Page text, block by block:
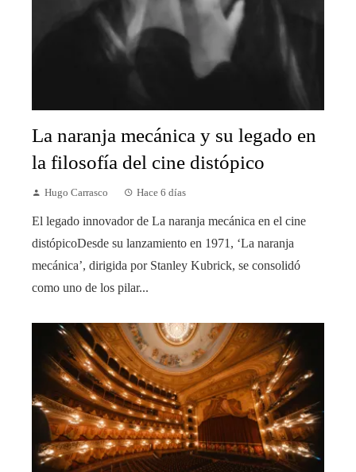
La naranja mecánica y su legado en
la filosofía del cine distópico
Hugo Carrasco Hace 6 días
El legado innovador de La naranja mecánica en el cine
distópicoDesde su lanzamiento en 1971, ‘La naranja
mecánica’, dirigida por Stanley Kubrick, se consolidó
como uno de los pilar...